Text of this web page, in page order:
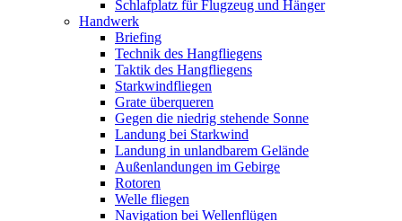
Schlafplatz für Flugzeug und Hänger
Handwerk
Briefing
Technik des Hangfliegens
Taktik des Hangfliegens
Starkwindfliegen
Grate überqueren
Gegen die niedrig stehende Sonne
Landung bei Starkwind
Landung in unlandbarem Gelände
Außenlandungen im Gebirge
Rotoren
Welle fliegen
Navigation bei Wellenflügen